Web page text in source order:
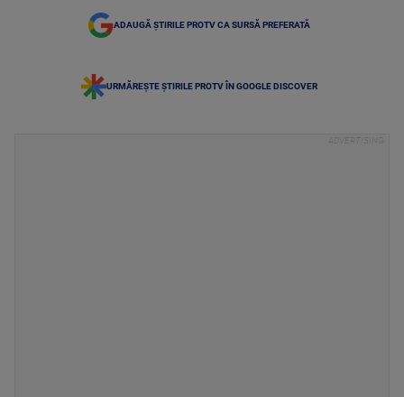
ADAUGĂ ȘTIRILE PROTV CA SURSĂ PREFERATĂ
URMĂREȘTE ȘTIRILE PROTV ÎN GOOGLE DISCOVER